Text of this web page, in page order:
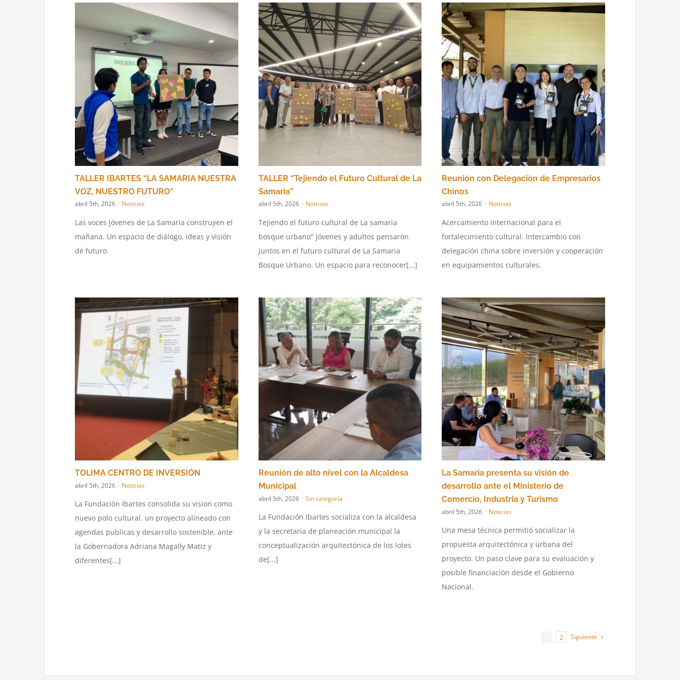
TALLER IBARTES “LA SAMARIA NUESTRA
VOZ, NUESTRO FUTURO”
abril 5th, 2026 · Noticias
Las voces jóvenes de La Samaria construyen el
mañana. Un espacio de diálogo, ideas y visión
de futuro.
TALLER “Tejiendo el Futuro Cultural de La
Samaria”
abril 5th, 2026 · Noticias
Tejiendo el futuro cultural de La samaria
bosque urbano" Jóvenes y adultos pensaron
juntos en el futuro cultural de La Samaria
Bosque Urbano. Un espacio para reconocer[...]
Reunión con Delegación de Empresarios
Chinos
abril 5th, 2026 · Noticias
Acercamiento internacional para el
fortalecimiento cultural. Intercambio con
delegación china sobre inversión y cooperación
en equipamientos culturales.
TOLIMA CENTRO DE INVERSIÓN
abril 5th, 2026 · Noticias
La Fundación Ibartes consolida su vision como
nuevo polo cultural. un proyecto alineado con
agendas publicas y desarrollo sostenible, ante
la Gobernadora Adriana Magally Matiz y
diferentes[...]
Reunión de alto nivel con la Alcaldesa
Municipal
abril 5th, 2026 · Sin categoría
La Fundación Ibartes socializa con la alcaldesa
y la secretaria de planeación municipal la
conceptualización arquitectónica de los lotes
de[...]
La Samaria presenta su visión de
desarrollo ante el Ministerio de
Comercio, Industria y Turismo
abril 5th, 2026 · Noticias
Una mesa técnica permitió socializar la
propuesta arquitectónica y urbana del
proyecto. Un paso clave para su evaluación y
posible financiación desde el Gobierno
Nacional.
2 Siguiente